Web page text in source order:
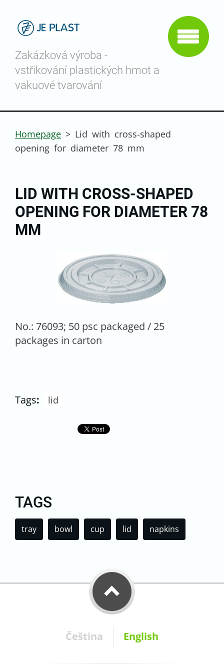
Zakázková výroba -
vstřikování plastických hmot a
vakuové tvarování
Homepage > Lid with cross-shaped
opening for diameter 78 mm
LID WITH CROSS-SHAPED
OPENING FOR DIAMETER 78
MM
No.: 76093; 50 psc packaged / 25
packages in carton
Tags: lid
TAGS
tray bowl cup lid napkins
Čeština English